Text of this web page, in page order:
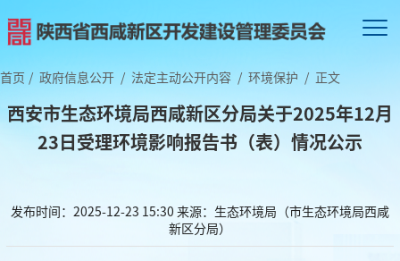
首页 / 政府信息公开 / 法定主动公开内容 / 环境保护 / 正文
西安市生态环境局西咸新区分局关于2025年12月
23日受理环境影响报告书（表）情况公示
发布时间：2025-12-23 15:30 来源：生态环境局（市生态环境局西咸
新区分局）